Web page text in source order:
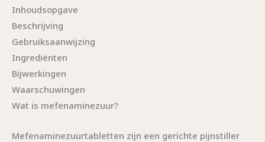
Inhoudsopgave
Beschrijving
Gebruiksaanwijzing
Ingrediënten
Bijwerkingen
Waarschuwingen
Wat is mefenaminezuur?
Mefenaminezuurtabletten zijn een gerichte pijnstiller